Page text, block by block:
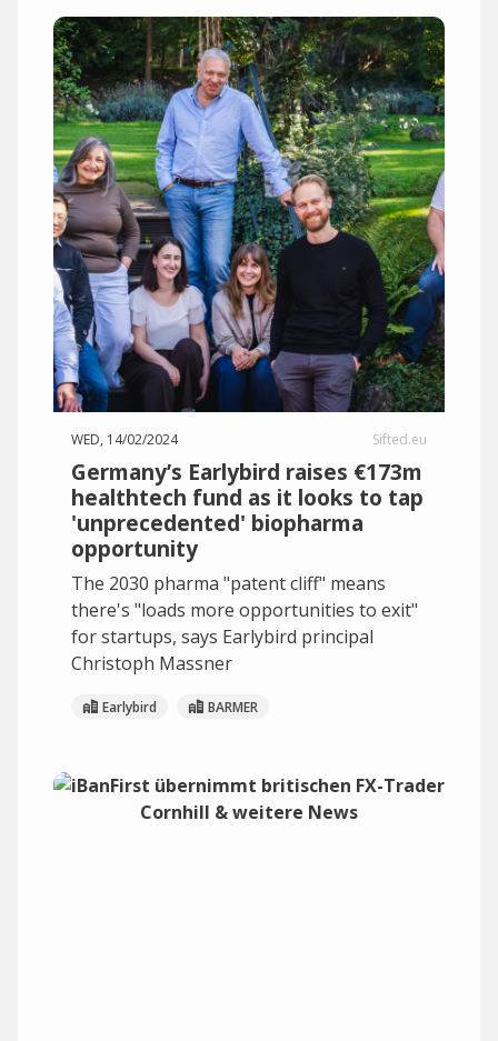
WED, 14/02/2024 Sifted.eu
Germany’s Earlybird raises €173m
healthtech fund as it looks to tap
'unprecedented' biopharma
opportunity
The 2030 pharma "patent cliff" means
there's "loads more opportunities to exit"
for startups, says Earlybird principal
Christoph Massner
Earlybird BARMER